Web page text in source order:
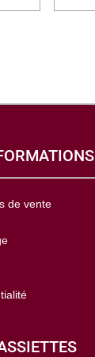
de vente